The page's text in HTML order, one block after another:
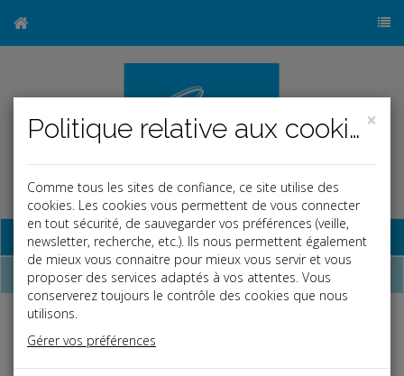
Base documentaire
Dépêches
Fiscal TPE
Date: 2025-09-29
×
Politique relative aux cookies
Comme tous les sites de confiance, ce site utilise des
cookies. Les cookies vous permettent de vous connecter
en tout sécurité, de sauvegarder vos préférences (veille,
newsletter, recherche, etc.). Ils nous permettent également
de mieux vous connaitre pour mieux vous servir et vous
proposer des services adaptés à vos attentes. Vous
conserverez toujours le contrôle des cookies que nous
utilisons.
Gérer vos préférences